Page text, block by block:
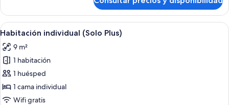
Room
Abrir
todas
las
fotos
de
Habitación
individual
Una habitación de hotel con cama,
7
Habitación individual (Solo Plus)
9 m²
1 habitación
1 huésped
1 cama individual
Wifi gratis